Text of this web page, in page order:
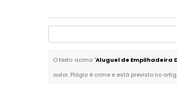
O texto acima "Aluguel de Empilhadeira
autor. Plágio é crime e está previsto no